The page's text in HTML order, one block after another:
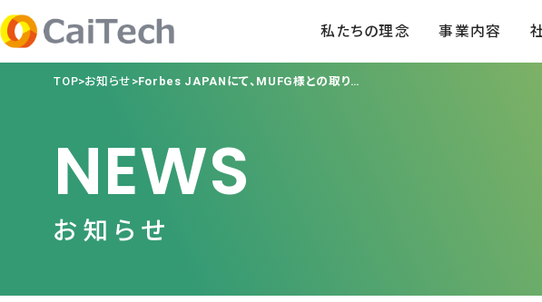
私たちの理念 事業内容
TOP お知らせ Forbes JAPANにて、MUFG様との取り組みに関する代表インタビューが掲載されました！
NEWS
お知らせ